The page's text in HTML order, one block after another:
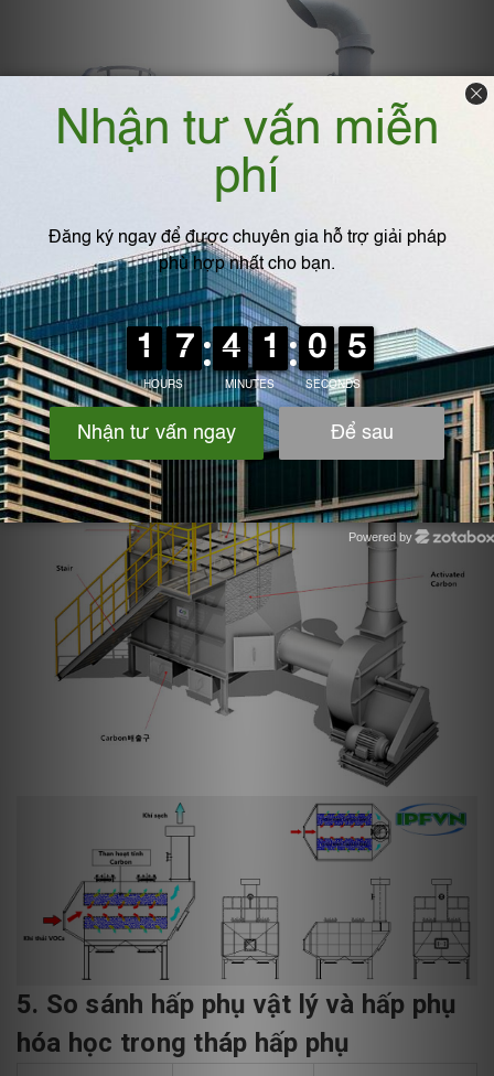
5. So sánh hấp phụ vật lý và hấp phụ
hóa học trong tháp hấp phụ
Powered by